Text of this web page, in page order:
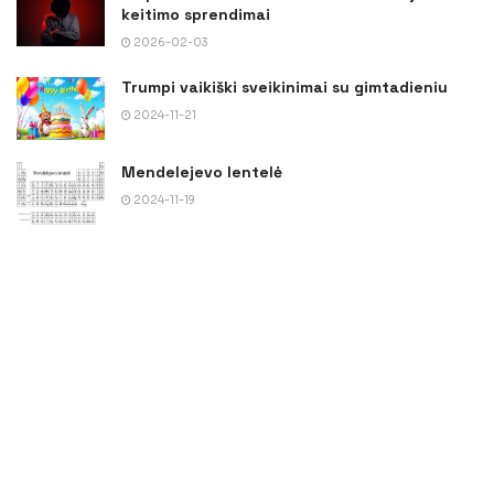
keitimo sprendimai
2026-02-03
Trumpi vaikiški sveikinimai su gimtadieniu
2024-11-21
Mendelejevo lentelė
2024-11-19